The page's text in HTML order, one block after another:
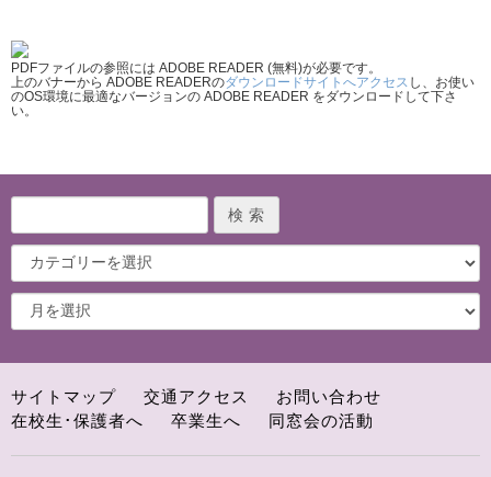
PDFファイルの参照には ADOBE READER (無料)が必要です。
上のバナーから ADOBE READERのダウンロードサイトへアクセス し、お使い
のOS環境に最適なバージョンの ADOBE READER をダウンロードして下さ
い。
サイトマップ 交通アクセス
お問い合わせ
在校生･保護者へ
卒業生へ 同窓会の活動